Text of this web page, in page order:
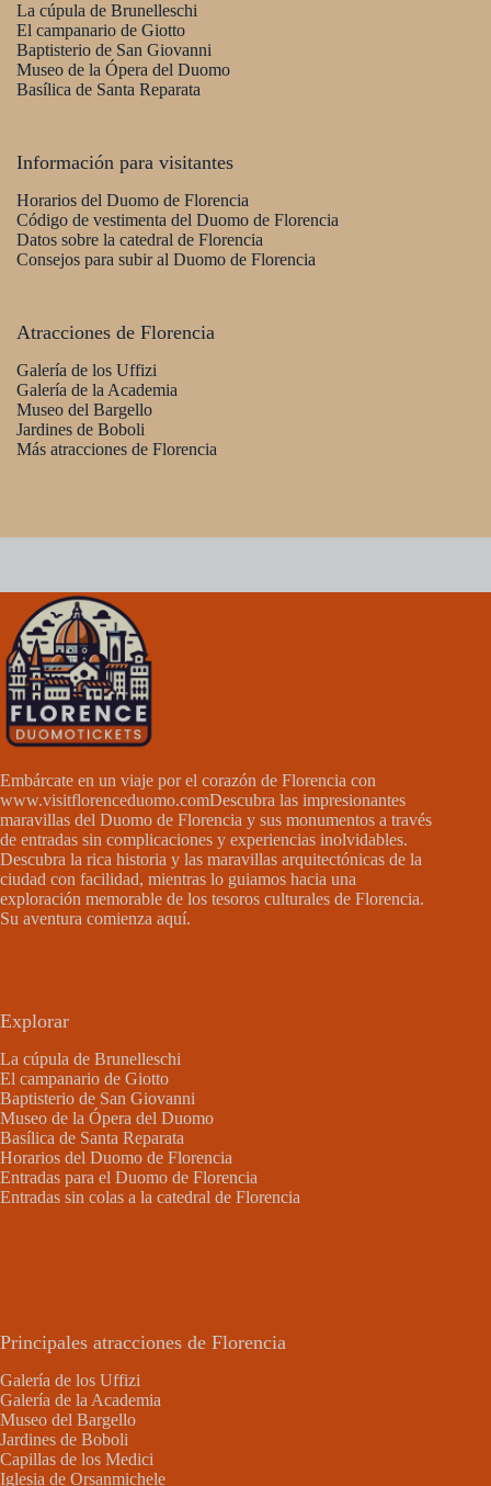
La cúpula de Brunelleschi
El campanario de Giotto
Baptisterio de San Giovanni
Museo de la Ópera del Duomo
Basílica de Santa Reparata
Información para visitantes
Horarios del Duomo de Florencia
Código de vestimenta del Duomo de Florencia
Datos sobre la catedral de Florencia
Consejos para subir al Duomo de Florencia
Atracciones de Florencia
Galería de los Uffizi
Galería de la Academia
Museo del Bargello
Jardines de Boboli
Más atracciones de Florencia
Embárcate en un viaje por el corazón de Florencia con
www.visitflorenceduomo.comDescubra las impresionantes
maravillas del Duomo de Florencia y sus monumentos a través
de entradas sin complicaciones y experiencias inolvidables.
Descubra la rica historia y las maravillas arquitectónicas de la
ciudad con facilidad, mientras lo guiamos hacia una
exploración memorable de los tesoros culturales de Florencia.
Su aventura comienza aquí.
Explorar
La cúpula de Brunelleschi
El campanario de Giotto
Baptisterio de San Giovanni
Museo de la Ópera del Duomo
Basílica de Santa Reparata
Horarios del Duomo de Florencia
Entradas para el Duomo de Florencia
Entradas sin colas a la catedral de Florencia
Principales atracciones de Florencia
Galería de los Uffizi
Galería de la Academia
Museo del Bargello
Jardines de Boboli
Capillas de los Medici
Iglesia de Orsanmichele